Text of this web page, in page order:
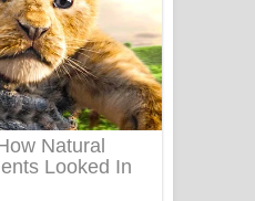
Song Lyrics - තරු
ගීතයේ පද පෙළ
Song Lyrics - ඔව් මං